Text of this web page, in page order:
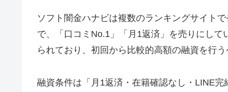
ソフト闇金ハナビは複数のランキングサイト
で、「口コミNo.1」「月1返済」を売りにし
られており、初回から比較的高額の融資を行
融資条件は「月1返済・在籍確認なし・LINE